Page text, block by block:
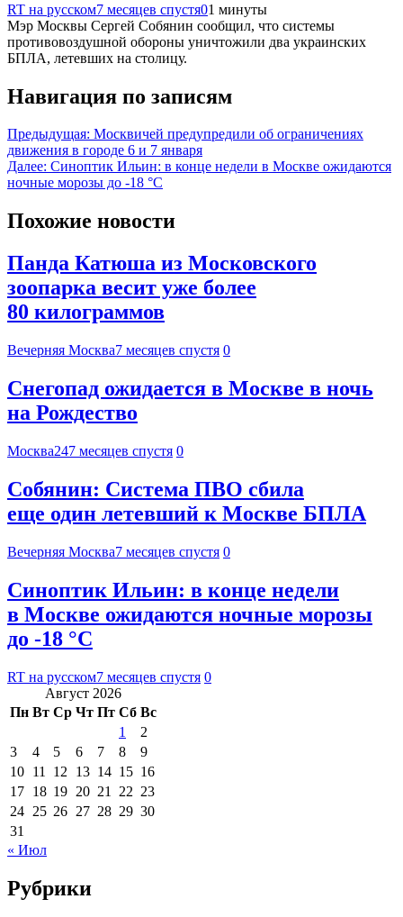
RT на русском7 месяцев спустя01 минуты
Мэр Москвы Сергей Собянин сообщил, что системы
противовоздушной обороны уничтожили два украинских
БПЛА, летевших на столицу.
Навигация по записям
Предыдущая: Москвичей предупредили об ограничениях
движения в городе 6 и 7 января
Далее: Синоптик Ильин: в конце недели в Москве ожидаются
ночные морозы до -18 °С
Похожие новости
Панда Катюша из Московского
зоопарка весит уже более
80 килограммов
Вечерняя Москва7 месяцев спустя 0
Снегопад ожидается в Москве в ночь
на Рождество
Москва247 месяцев спустя 0
Собянин: Система ПВО сбила
еще один летевший к Москве БПЛА
Вечерняя Москва7 месяцев спустя 0
Синоптик Ильин: в конце недели
в Москве ожидаются ночные морозы
до -18 °С
RT на русском7 месяцев спустя 0
Август 2026
Пн Вт Ср Чт Пт Сб Вс
1
2
3
4 5 6 7 8
9
10 11 12 13 14 15 16
17 18 19 20 21 22 23
24 25 26 27 28 29 30
31
« Июл
Рубрики